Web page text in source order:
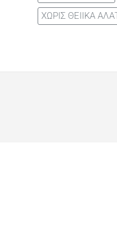
ΧΩΡΙΣ ΘΕΙΙΚΑ